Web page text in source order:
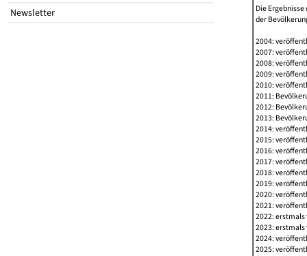
Newsletter
Die
der
2004:
2007:
2008:
2009:
2010:
2011:
2012:
2013:
2014:
2015:
2016:
2017:
2018:
2019:
2020:
2021:
2022:
2023:
2024:
2025: